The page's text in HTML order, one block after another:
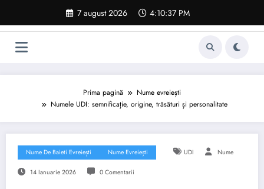
conținut
7 august 2026 4:10:38 PM
Prima pagină
Nume evreiești
Numele UDI: semnificație, origine, trăsături și personalitate
Nume De Baieti Evreiești Nume Evreiești UDI Nume
14 Ianuarie 2026 0 Comentarii